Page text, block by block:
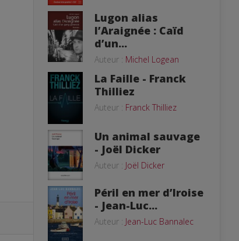
Lugon alias
l’Araignée : Caïd
d’un...
Auteur : Michel Logean
La Faille - Franck
Thilliez
Auteur : Franck Thilliez
Un animal sauvage
- Joël Dicker
Auteur : Joël Dicker
Péril en mer d’Iroise
- Jean-Luc...
Auteur : Jean-Luc Bannalec